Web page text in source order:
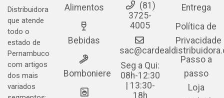
Distribuidora
que atende
todo o
estado de
Pernambuco
com artigos
dos mais
variados
Alimentos
Bebidas
Bomboniere
(81)
3725-
4005
Seg a Qui:
08h-12:30
| 13:30-
18h
Entrega
Política de
Privacidade
Passo a
passo
Loja